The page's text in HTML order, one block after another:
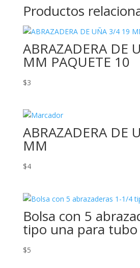
Productos
ABRAZADERA DE
MM PAQUETE 10
$3
ABRAZADERA DE
MM
$4
Bolsa con 5
tipo una para tubo
$5